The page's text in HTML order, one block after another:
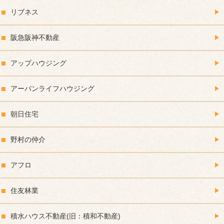
リブネス
阪急阪神不動産
アップハウジング
アーバンライフハウジング
朝日住宅
野村の仲介
アフロ
住友林業
積水ハウス不動産(旧：積和不動産)